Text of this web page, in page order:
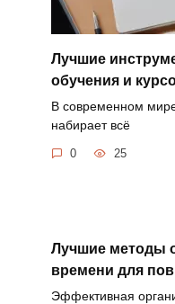
Лучшие
обучения и
В современном
набирает всё
0 25
Лучшие методы
времени для
Эффективная